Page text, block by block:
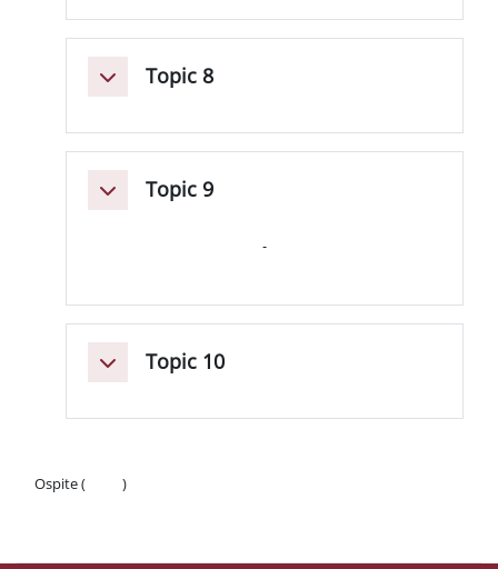
MinimizzaTopic 8
MinimizzaTopic 9
MinimizzaTopic 10
Ospite (
)